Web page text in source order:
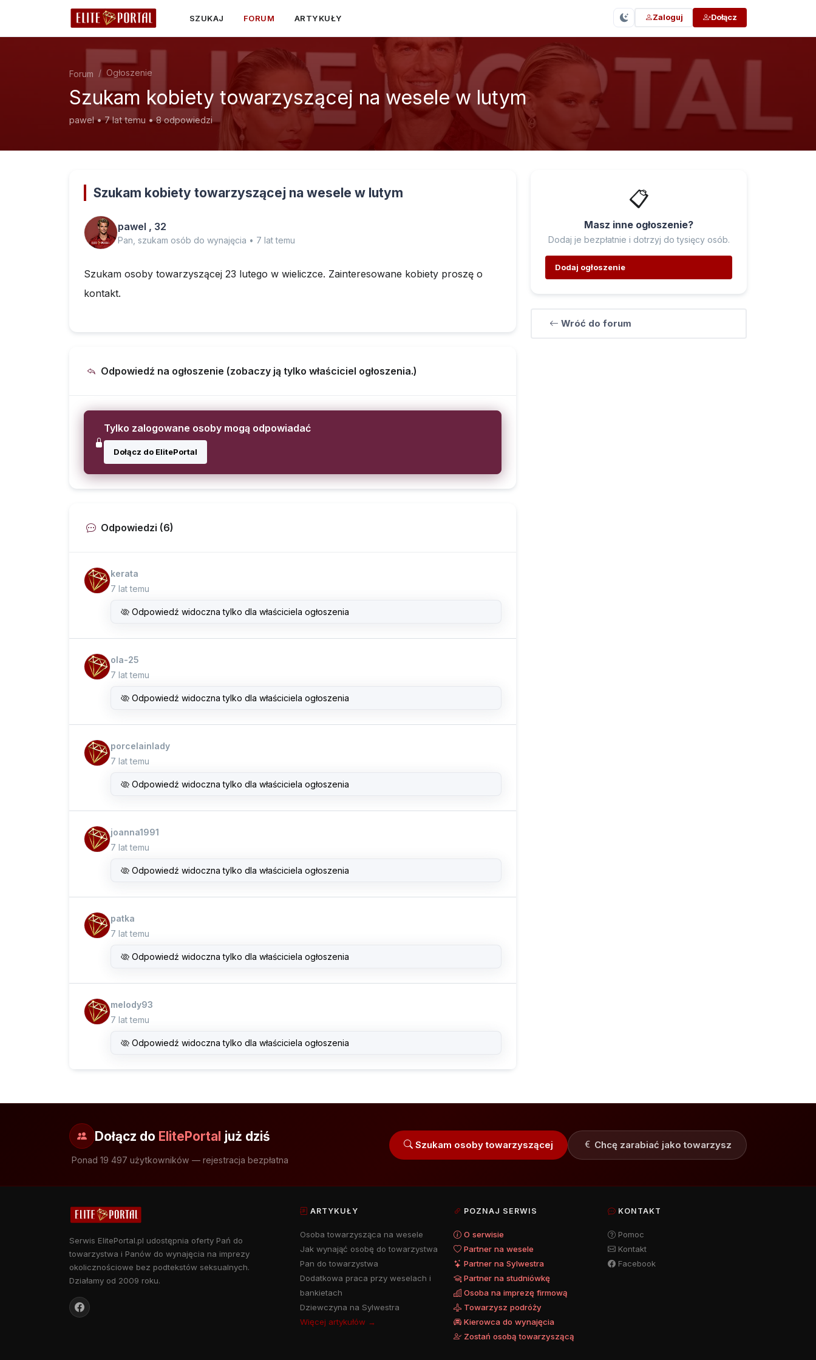
SZUKAJ FORUM ARTYKUŁY Zaloguj Dołącz
Forum Ogłoszenie
Szukam kobiety towarzyszącej na wesele w lutym
pawel • 7 lat temu • 8 odpowiedzi
Szukam kobiety towarzyszącej na wesele w lutym
pawel , 32
Pan, szukam osób do wynajęcia • 7 lat temu
Szukam osoby towarzyszącej 23 lutego w wieliczce. Zainteresowane kobiety proszę o
kontakt.
Odpowiedź na ogłoszenie (zobaczy ją tylko właściciel ogłoszenia.)
Tylko zalogowane osoby mogą odpowiadać
Dołącz do ElitePortal
Odpowiedzi (6)
kerata
7 lat temu
Odpowiedź widoczna tylko dla właściciela ogłoszenia
ola-25
7 lat temu
Odpowiedź widoczna tylko dla właściciela ogłoszenia
porcelainlady
7 lat temu
Odpowiedź widoczna tylko dla właściciela ogłoszenia
joanna1991
7 lat temu
Odpowiedź widoczna tylko dla właściciela ogłoszenia
patka
7 lat temu
Odpowiedź widoczna tylko dla właściciela ogłoszenia
melody93
7 lat temu
Odpowiedź widoczna tylko dla właściciela ogłoszenia
📋
Masz inne ogłoszenie?
Dodaj je bezpłatnie i dotrzyj do tysięcy osób.
Dodaj ogłoszenie
Wróć do forum
Dołącz do ElitePortal już dziś
Ponad 19 497 użytkowników — rejestracja bezpłatna
Szukam osoby towarzyszącej Chcę zarabiać jako towarzysz
Serwis ElitePortal.pl udostępnia oferty Pań do
towarzystwa i Panów do wynajęcia na imprezy
okolicznościowe bez podtekstów seksualnych.
Działamy od 2009 roku.
ARTYKUŁY
Osoba towarzysząca na wesele
Jak wynająć osobę do towarzystwa
Pan do towarzystwa
Dodatkowa praca przy weselach i
bankietach
Dziewczyna na Sylwestra
Więcej artykułów →
POZNAJ SERWIS
O serwisie
Partner na wesele
Partner na Sylwestra
Partner na studniówkę
Osoba na imprezę firmową
Towarzysz podróży
Kierowca do wynajęcia
Zostań osobą towarzyszącą
KONTAKT
Pomoc
Kontakt
Facebook